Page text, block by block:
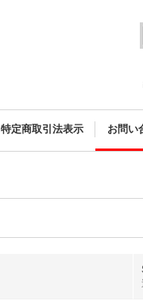
特定商取引法表示 お問い